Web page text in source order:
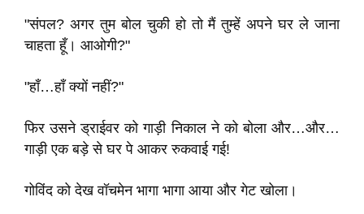
"संपल? अगर तुम बोल चुकी हो तो मैं तुम्हें अपने घर ले जाना
चाहता हूँ। आओगी?"
"हाँ…हाँ क्यों नहीं?"
फिर उसने ड्राईवर को गाड़ी निकाल ने को बोला और…और…
गाड़ी एक बड़े से घर पे आकर रुकवाई गई!
गोविंद को देख वॉचमेन भागा भागा आया और गेट खोला।